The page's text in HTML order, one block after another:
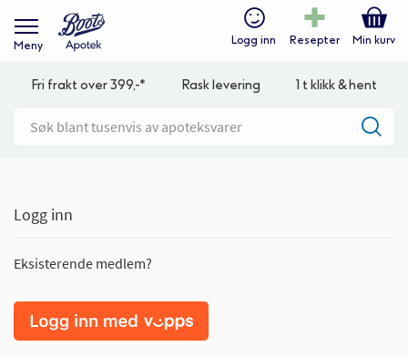
Meny Logg inn Resepter Min kurv
Fri frakt over 399,-* Rask levering 1 t klikk & hent
Logg inn
Eksisterende medlem?